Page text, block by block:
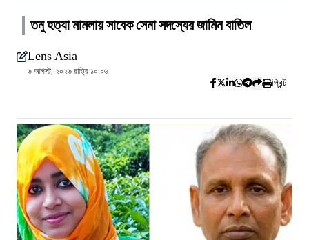
তনু হত্যা মামলায় সাবেক সেনা সদস্যের জামিন বাতিল
Lens Asia
৬ আগস্ট, ২০২৬ রাত্রি ১০:০৬
প্রিন্ট